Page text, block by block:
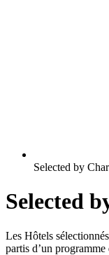
Selected by
Selected
Les Hôtels
partis d’un